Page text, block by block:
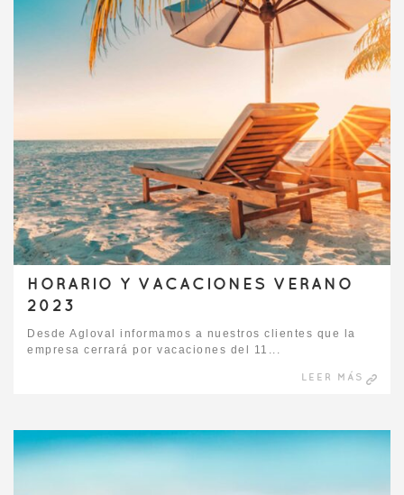
HORARIO Y VACACIONES VERANO
2023
Desde Agloval informamos a nuestros clientes que la
empresa cerrará por vacaciones del 11...
LEER MÁS